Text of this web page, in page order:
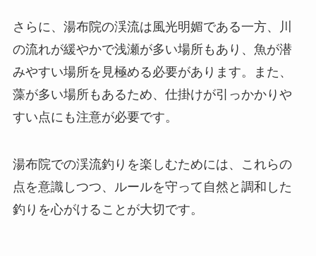
さらに、湯布院の渓流は風光明媚である一方、川
の流れが緩やかで浅瀬が多い場所もあり、魚が潜
みやすい場所を見極める必要があります。また、
藻が多い場所もあるため、仕掛けが引っかかりや
すい点にも注意が必要です。
湯布院での渓流釣りを楽しむためには、これらの
点を意識しつつ、ルールを守って自然と調和した
釣りを心がけることが大切です。